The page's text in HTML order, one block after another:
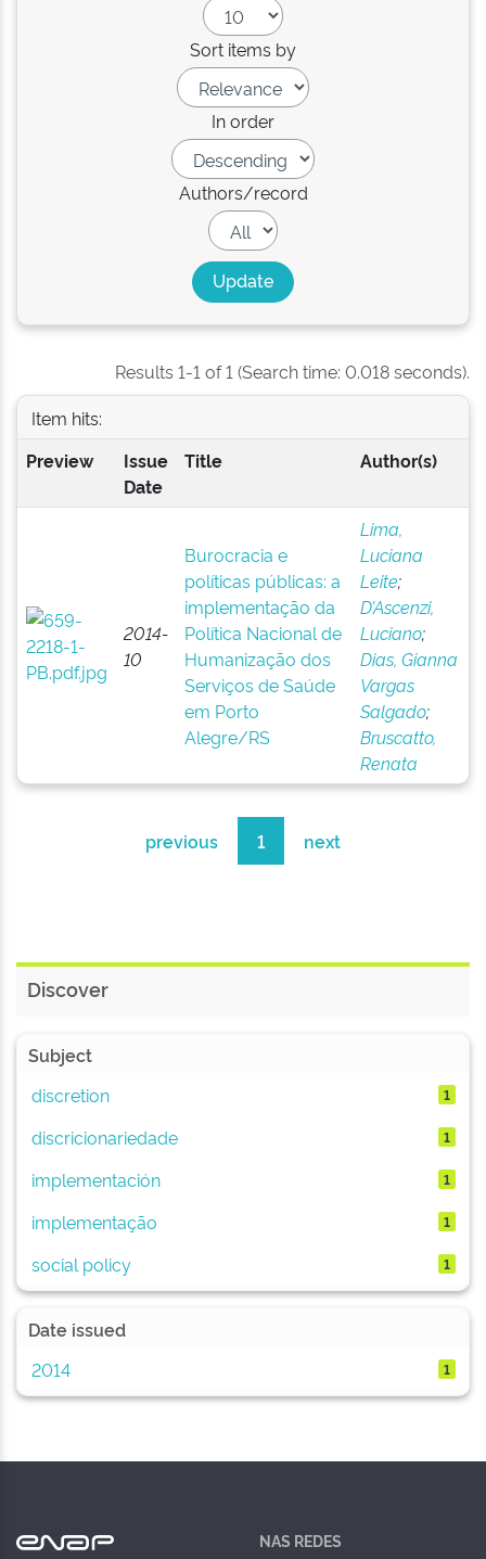
Sort items by
In order
Authors/record
Results 1-1 of 1 (Search time: 0.018 seconds).
Item hits:
Preview
Issue
Date
Title Author(s)
2014-
10
Burocracia e
políticas públicas: a
implementação da
Política Nacional de
Humanização dos
Serviços de Saúde
em Porto
Alegre/RS
Lima,
Luciana
Leite;
D’Ascenzi,
Luciano;
Dias, Gianna
Vargas
Salgado;
Bruscatto,
Renata
previous 1 next
Discover
Subject
discretion
1
discricionariedade 1
implementación 1
implementação 1
social policy 1
Date issued
2014
1
NAS REDES